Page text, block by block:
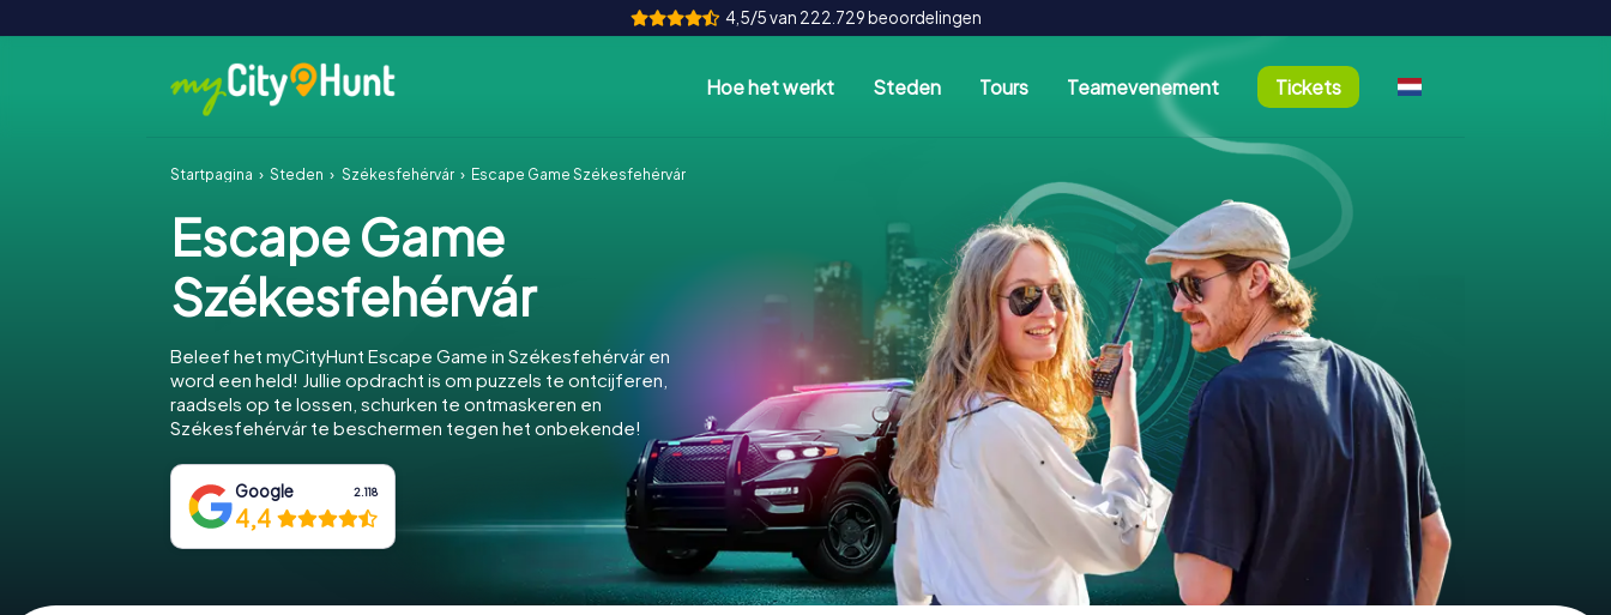
4,5/5 van 222.729 beoordelingen
Hoe het werkt Steden Tours Teamevenement Tickets
Startpagina Steden Székesfehérvár Escape Game Székesfehérvár
Escape Game
Székesfehérvár
Beleef het myCityHunt Escape Game in Székesfehérvár en
word een held! Jullie opdracht is om puzzels te ontcijferen,
raadsels op te lossen, schurken te ontmaskeren en
Székesfehérvár te beschermen tegen het onbekende!
Google 2.118
4,4